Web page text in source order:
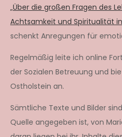
„Über die großen Fragen des
Achtsamkeit und Spiritualität
schenkt Anregungen für
Regelmäßig leite ich online
der Sozialen Betreuung und
Ostholstein an.
Sämtliche Texte und Bilder
Quelle angegeben ist, von